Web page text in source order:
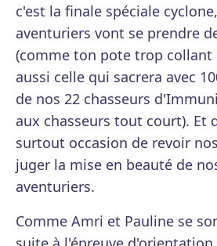
c'est la finale spéciale
aventuriers vont se prendre
(comme ton pote trop collant
aussi celle qui sacrera avec
de nos 22 chasseurs
aux chasseurs tout court). Et
surtout occasion de revoir
juger la mise en beauté de
aventuriers.
Comme Amri et Pauline se